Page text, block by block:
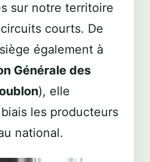
sur notre territoire
courts. De
également à
Générale des
), elle
les producteurs
national.